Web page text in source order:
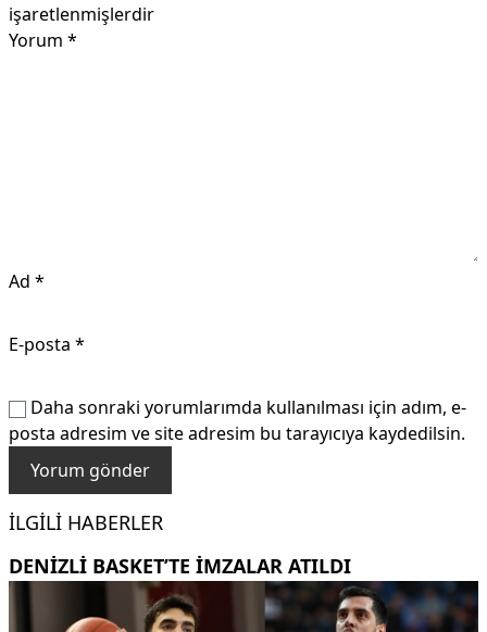
işaretlenmişlerdir
Yorum *
Ad *
E-posta *
Daha sonraki yorumlarımda kullanılması için adım, e-
posta adresim ve site adresim bu tarayıcıya kaydedilsin.
İLGILI HABERLER
DENİZLİ BASKET’TE İMZALAR ATILDI